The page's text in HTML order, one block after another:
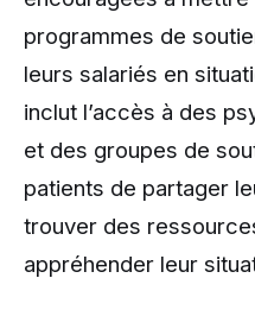
programmes de
leurs salariés en
inclut l’accès à des
et des groupes de
patients de partager
trouver des
appréhender leur